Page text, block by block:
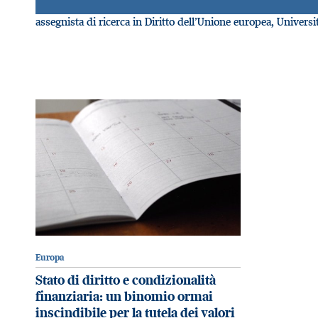
assegnista di ricerca in Diritto dell’Unione europea,
Europa
Stato di diritto e condizionalità
finanziaria: un binomio ormai
inscindibile per la tutela dei valori